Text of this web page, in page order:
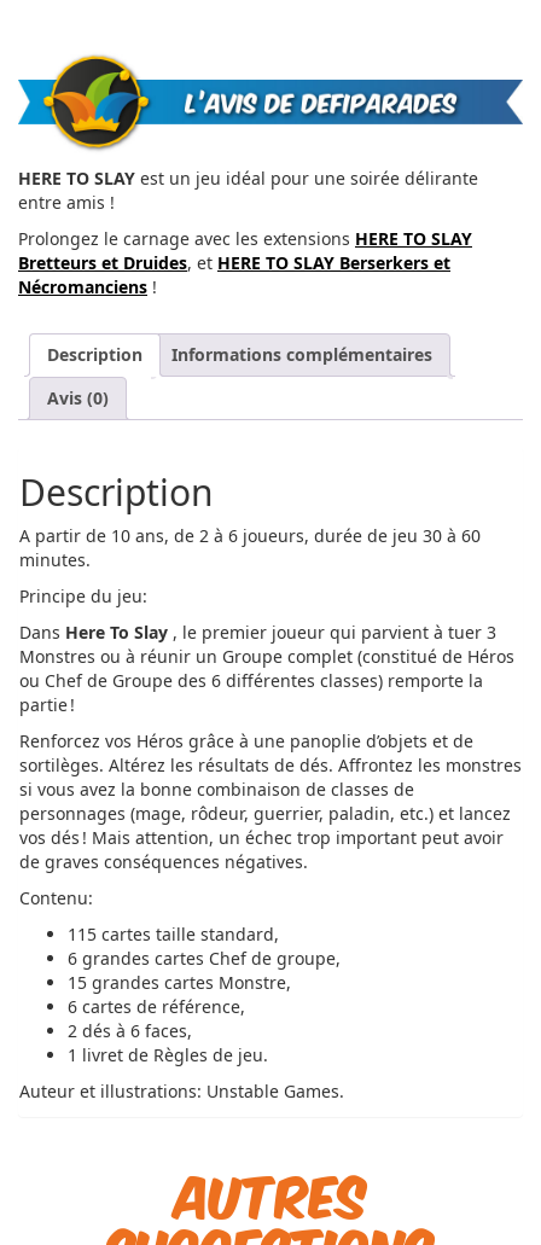
HERE TO SLAY est un jeu idéal pour une soirée délirante
entre amis !
Prolongez le carnage avec les extensions HERE TO SLAY
Bretteurs et Druides, et HERE TO SLAY Berserkers et
Nécromanciens !
Description
Informations complémentaires
Avis (0)
Description
A partir de 10 ans, de 2 à 6 joueurs, durée de jeu 30 à 60
minutes.
Principe du jeu:
Dans Here To Slay , le premier joueur qui parvient à tuer 3
Monstres ou à réunir un Groupe complet (constitué de Héros
ou Chef de Groupe des 6 différentes classes) remporte la
partie !
Renforcez vos Héros grâce à une panoplie d’objets et de
sortilèges. Altérez les résultats de dés. Affrontez les monstres
si vous avez la bonne combinaison de classes de
personnages (mage, rôdeur, guerrier, paladin, etc.) et lancez
vos dés ! Mais attention, un échec trop important peut avoir
de graves conséquences négatives.
Contenu:
115 cartes taille standard,
6 grandes cartes Chef de groupe,
15 grandes cartes Monstre,
6 cartes de référence,
2 dés à 6 faces,
1 livret de Règles de jeu.
Auteur et illustrations: Unstable Games.
Autres